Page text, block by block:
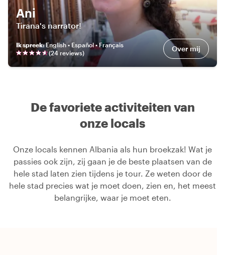
Ani
Tirana's narrator!
Ik spreek:English • Español • Français
(24 reviews) Over mij
De favoriete activiteiten van
onze locals
Onze locals kennen Albania als hun broekzak! Wat je
passies ook zijn, zij gaan je de beste plaatsen van de
hele stad laten zien tijdens je tour. Ze weten door de
hele stad precies wat je moet doen, zien en, het meest
belangrijke, waar je moet eten.